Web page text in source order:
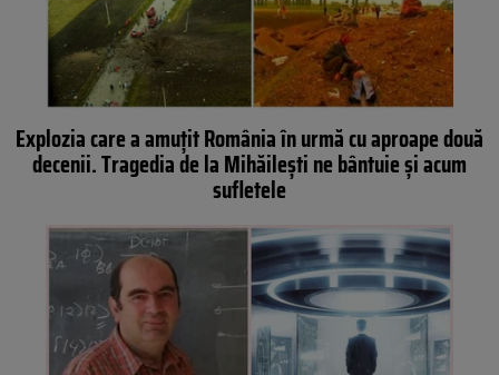
Explozia care a amuțit România în urmă cu aproape două
decenii. Tragedia de la Mihăilești ne bântuie și acum
sufletele